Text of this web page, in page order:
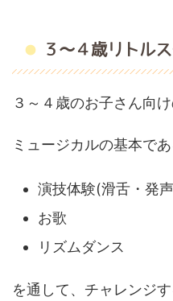
３～４歳リトル
３～４歳のお子さん向け
ミュージカルの基本で
演技体験(滑舌・発
お歌
リズムダンス
を通して、チャレンジ